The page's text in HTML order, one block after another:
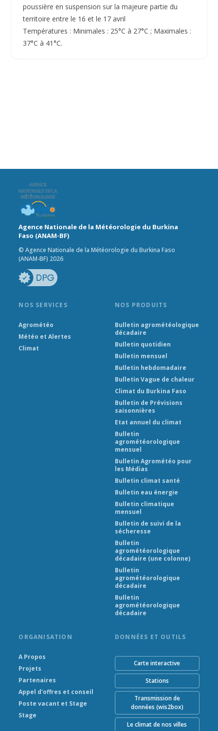
poussière en suspension sur la majeure partie du
territoire entre le 16 et le 17 avril
Températures : Minimales : 25°C à 27°C ; Maximales :
37°C à 41°C.
Agence Nationale de la Météorologie du Burkina
Faso (ANAM-BF)
© Agence Nationale de la Météorologie du Burkina Faso
(ANAM-BF) 2026
NOS SERVICES
Agrométéo
Météo et Alertes
Climat
NOS PRODUITS
Bulletin agrométéologique
décadaire
Bulletin quotidien
Bulletin mensuel
Bulletin hebdomadaire
Bulletin Vague de chaleur
Climat du Burkina Faso
Bulletin de Prévisions
saisonnières
Etat annuel du climat
Bulletin
agrométéorologique
mensuel
Bulletin Agrométéo pour
les Médias
Bulletin climat santé
Bulletin eau énergie
Bulletin climatique
mensuel
Bulletin de suivi de la
sécheresse
Bulletin
agrométéorologique
décadaire (une colonne)
Bulletin
agrométéorologique
décadaire
Bulletin
agrométéorologique
décadaire
ORGANISATION
A Propos
Projets
Partenaires
Appel d'offres et conseil
Poste vacant et Stage
Stage
DONNÉES ET OUTILS
Carte interactive
Stations
Transmission de
données (wis2box)
Le climat de nos villes